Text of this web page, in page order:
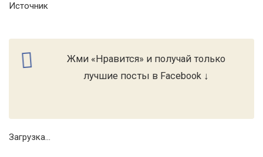
Источник
Жми «Нравится» и получай только
лучшие посты в Facebook ↓
Загрузка...